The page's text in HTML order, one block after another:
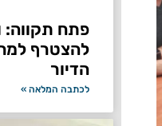
פתח תקווה:
להצטרף
הדיור
לכתבה המלאה »